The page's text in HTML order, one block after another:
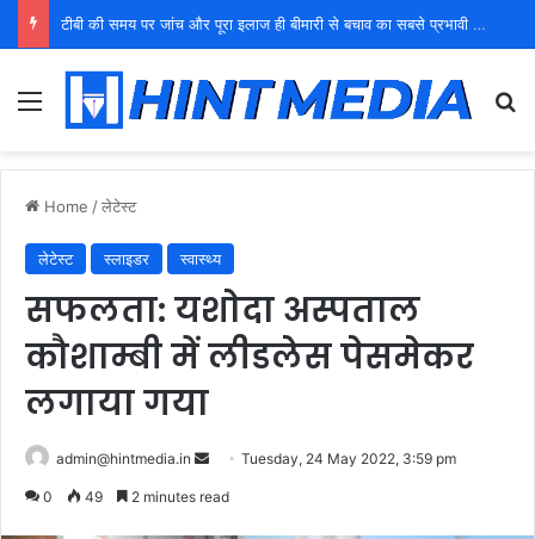
टीबी की समय पर जांच और पूरा इलाज ही बीमारी से बचाव का सबसे प्रभावी उपाय: डॉ. अनिल यादव
Menu
Home /लेटेस्ट
लेटेस्ट स्लाइडर स्वास्थ्य
सफलता: यशोदा अस्पताल
कौशाम्बी में लीडलेस पेसमेकर
लगाया गया
admin@hintmedia.in
SendTuesday, 24 May 2022, 3:59 pm
0 49 2 minutes read